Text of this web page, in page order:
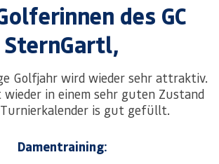
des GC
SternGartl,
Golfjahr wird wieder sehr attraktiv.
in einem sehr guten Zustand
is gut gefüllt.
Damentraining: